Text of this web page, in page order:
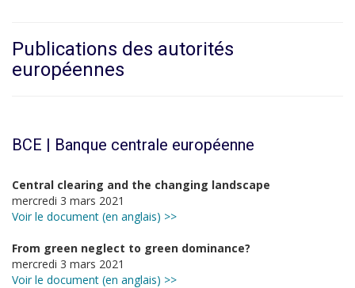
Publications des autorités
européennes
BCE | Banque centrale européenne
Central clearing and the changing landscape
mercredi 3 mars 2021
Voir le document (en anglais) >>
From green neglect to green dominance?
mercredi 3 mars 2021
Voir le document (en anglais) >>